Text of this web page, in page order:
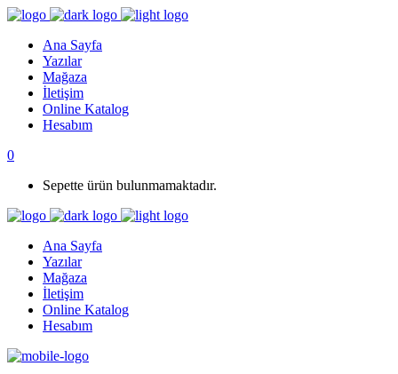
Ana Sayfa
Yazılar
Mağaza
İletişim
Online Katalog
Hesabım
0
Sepette ürün bulunmamaktadır.
Ana Sayfa
Yazılar
Mağaza
İletişim
Online Katalog
Hesabım